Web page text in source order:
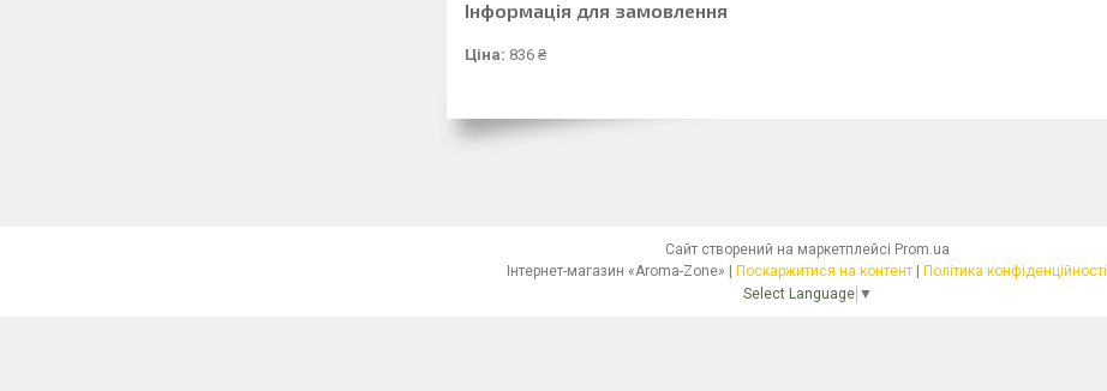
Інформація для замовлення
Ціна: 836 ₴
Сайт створений на маркетплейсі Prom.ua
Поскаржитися на контент
Політика конфіденційності
Select Language ▼